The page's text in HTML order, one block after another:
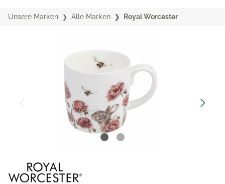
Unsere Marken Alle Marken Royal Worcester